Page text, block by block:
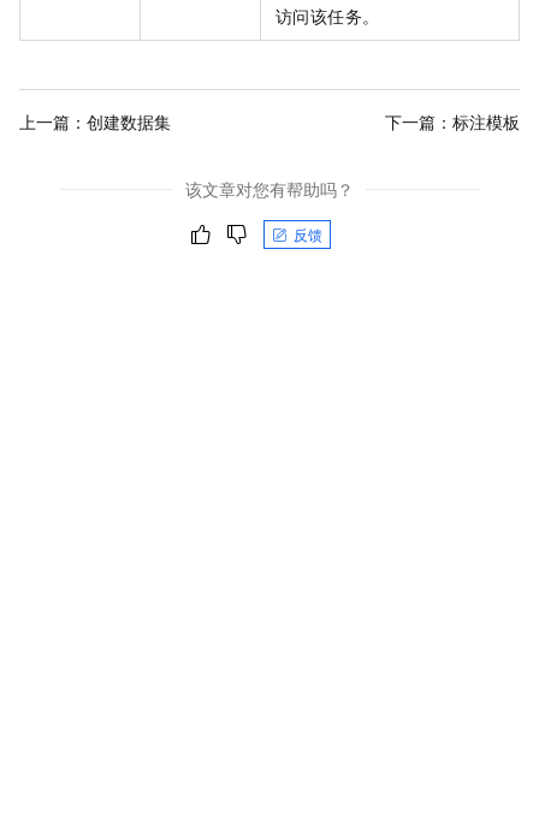
访问该任务。
上一篇： 创建数据集 下一篇： 标注模板
该文章对您有帮助吗？
反馈